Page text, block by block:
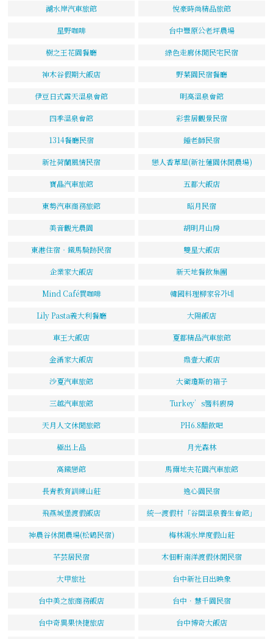
湖水岸汽車旅館 悅豪時尚精品旅館
星野咖啡 台中豐原公老坪農場
樹之王花園餐廳 綠色走廊休閒民宅民宿
神木谷假期大飯店 野菜園民宿餐廳
伊豆日式露天溫泉會館 明高溫泉會館
四季溫泉會館 彩雲居觀景民宿
1314餐廳民宿 鍾老師民宿
新社荷蘭風情民宿 戀人香草屋(新社蓮園休閒農場)
寶晶汽車旅館 五都大飯店
東勢汽車商務旅館 昭月民宿
美音觀光農園 胡明月山房
東港住宿‧鐵馬騎跡民宿 雙星大飯店
企業家大飯店 新天地餐飲集團
Mind Café買咖啡 韓國料理柳家유가네
Lily Pasta義大利餐廳 大陽飯店
車王大飯店 夏都精品汽車旅館
金滿家大飯店 鼎壹大飯店
沙夏汽車旅館 大衛瓊斯的箱子
三越汽車旅館 Turkey’s醬料廚房
天月人文休閒旅館 PH6.8醋飲吧
極出上品 月光森林
高鐵戀館 馬爾地夫花園汽車旅館
長青教育訓練山莊 逸心園民宿
飛燕城堡渡假飯店 統一渡假村「谷關溫泉養生會館」
神農谷休閒農場(松鶴民宿) 梅林親水岸度假山莊
芊芸居民宿 木佃軒南洋渡假休閒民宿
大甲旅社 台中新社日出映象
台中美之旅商務飯店 台中．慧千園民宿
台中奇異果快捷旅店 台中博奇大飯店